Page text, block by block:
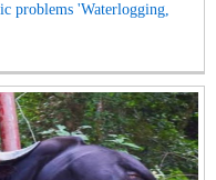
problems 'Waterlogging,